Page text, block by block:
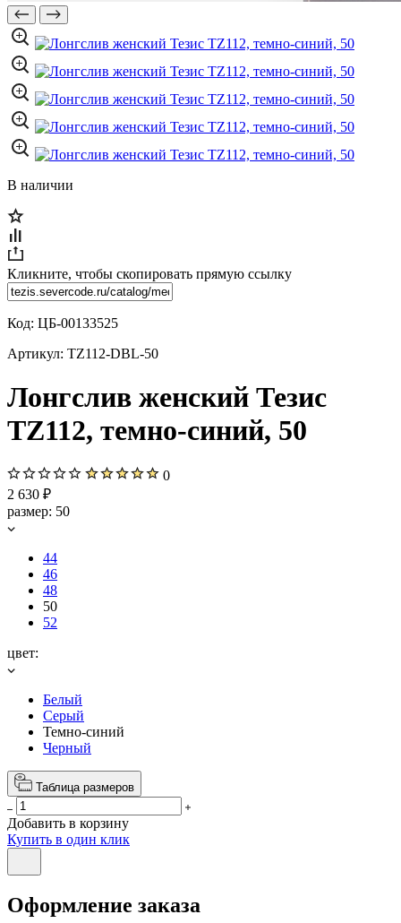
В наличии
Кликните, чтобы скопировать прямую ссылку
Код: ЦБ-00133525
Артикул: TZ112-DBL-50
Лонгслив женский Тезис
TZ112, темно-синий, 50
0
2 630 ₽
размер: 50
44
46
48
50
52
цвет:
Белый
Серый
Темно-синий
Черный
Таблица размеров
Добавить в корзину
Купить в один клик
Оформление заказа